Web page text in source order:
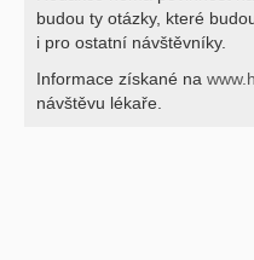
budou ty otázky, které
i pro ostatní návštěvníky.
Informace získané na
návštěvu lékaře.